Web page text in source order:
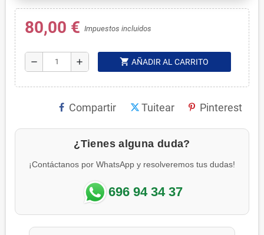
80,00 € Impuestos incluidos
remove add shopping_cart AÑADIR AL CARRITO
Compartir Tuitear Pinterest
¿Tienes alguna duda?
¡Contáctanos por WhatsApp y resolveremos tus dudas!
696 94 34 37